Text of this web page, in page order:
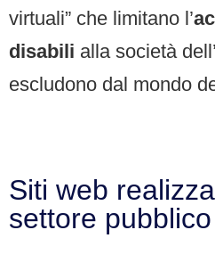
virtuali” che limitano l’
disabili alla società
escludono dal mondo
Siti web
settore pubblico